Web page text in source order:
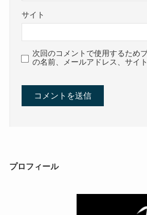
サイト
次回のコメントで使用するため
の名前、メールアドレス、サイ
プロフィール